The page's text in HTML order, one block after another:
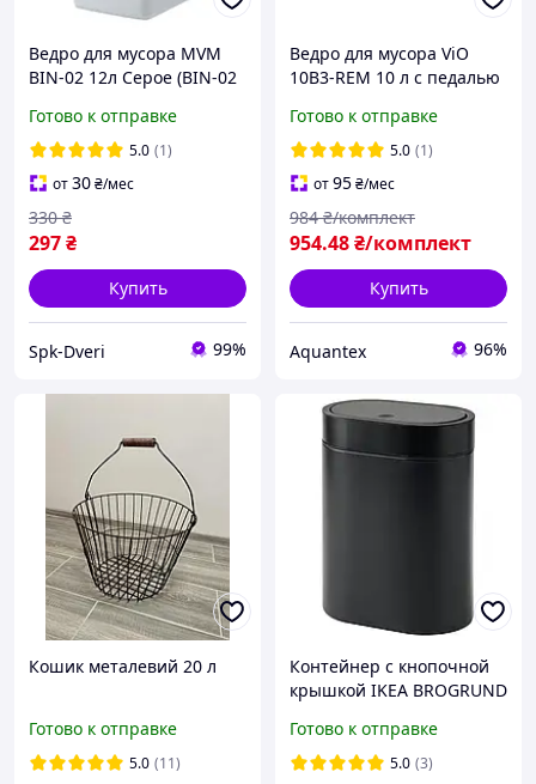
Ведро для мусора MVM
BIN-02 12л Серое (BIN-02
Готово к отправке
5.0 (1)
от30₴/мес
297₴
330 ₴
Купить
Spk-Dveri 99%
Ведро для мусора ViO
10B3-REM 10 л с педалью
пластиковым
контейнером
металлическое белое
Готово к отправке
5.0 (1)
от95₴/мес
954.48₴/комплект
984 ₴/комплект
Купить
Aquantex 96%
Кошик металевий 20 л
Готово к отправке
5.0 (11)
Контейнер с кнопочной
крышкой IKEA BROGRUND
Чорний. 605.246.56.
Оцинкованная сталь
Готово к отправке
5.0 (3)